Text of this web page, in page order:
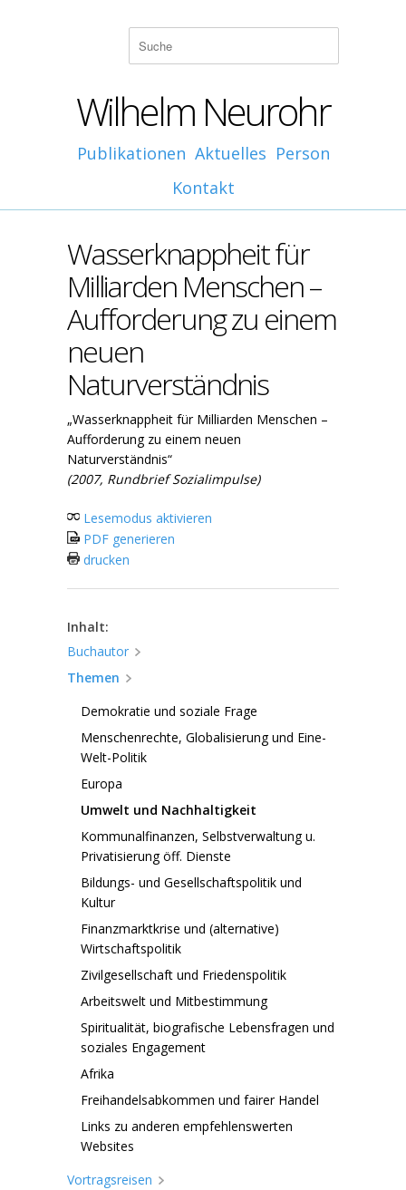
Wilhelm Neurohr
Publikationen Aktuelles Person
Kontakt
Wasserknappheit für
Milliarden Menschen –
Aufforderung zu einem
neuen
Naturverständnis
„Wasserknappheit für Milliarden Menschen –
Aufforderung zu einem neuen
Naturverständnis“
(2007, Rundbrief Sozialimpulse)
Lesemodus aktivieren
PDF generieren
drucken
Inhalt:
Buchautor
Themen
Demokratie und soziale Frage
Menschenrechte, Globalisierung und Eine-
Welt-Politik
Europa
Umwelt und Nachhaltigkeit
Kommunalfinanzen, Selbstverwaltung u.
Privatisierung öff. Dienste
Bildungs- und Gesellschaftspolitik und
Kultur
Finanzmarktkrise und (alternative)
Wirtschaftspolitik
Zivilgesellschaft und Friedenspolitik
Arbeitswelt und Mitbestimmung
Spiritualität, biografische Lebensfragen und
soziales Engagement
Afrika
Freihandelsabkommen und fairer Handel
Links zu anderen empfehlenswerten
Websites
Vortragsreisen